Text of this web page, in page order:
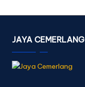
JAYA CEMERLANG